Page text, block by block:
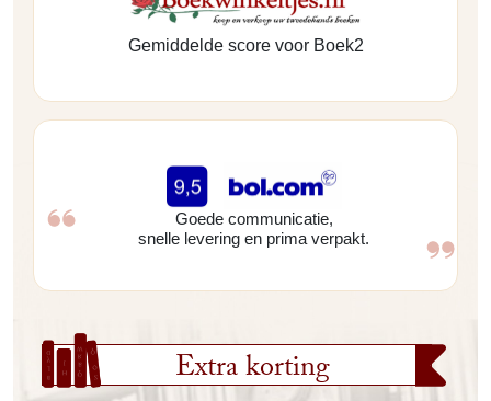
Gemiddelde score voor Boek2
Goede communicatie,
snelle levering en prima verpakt.
Extra korting